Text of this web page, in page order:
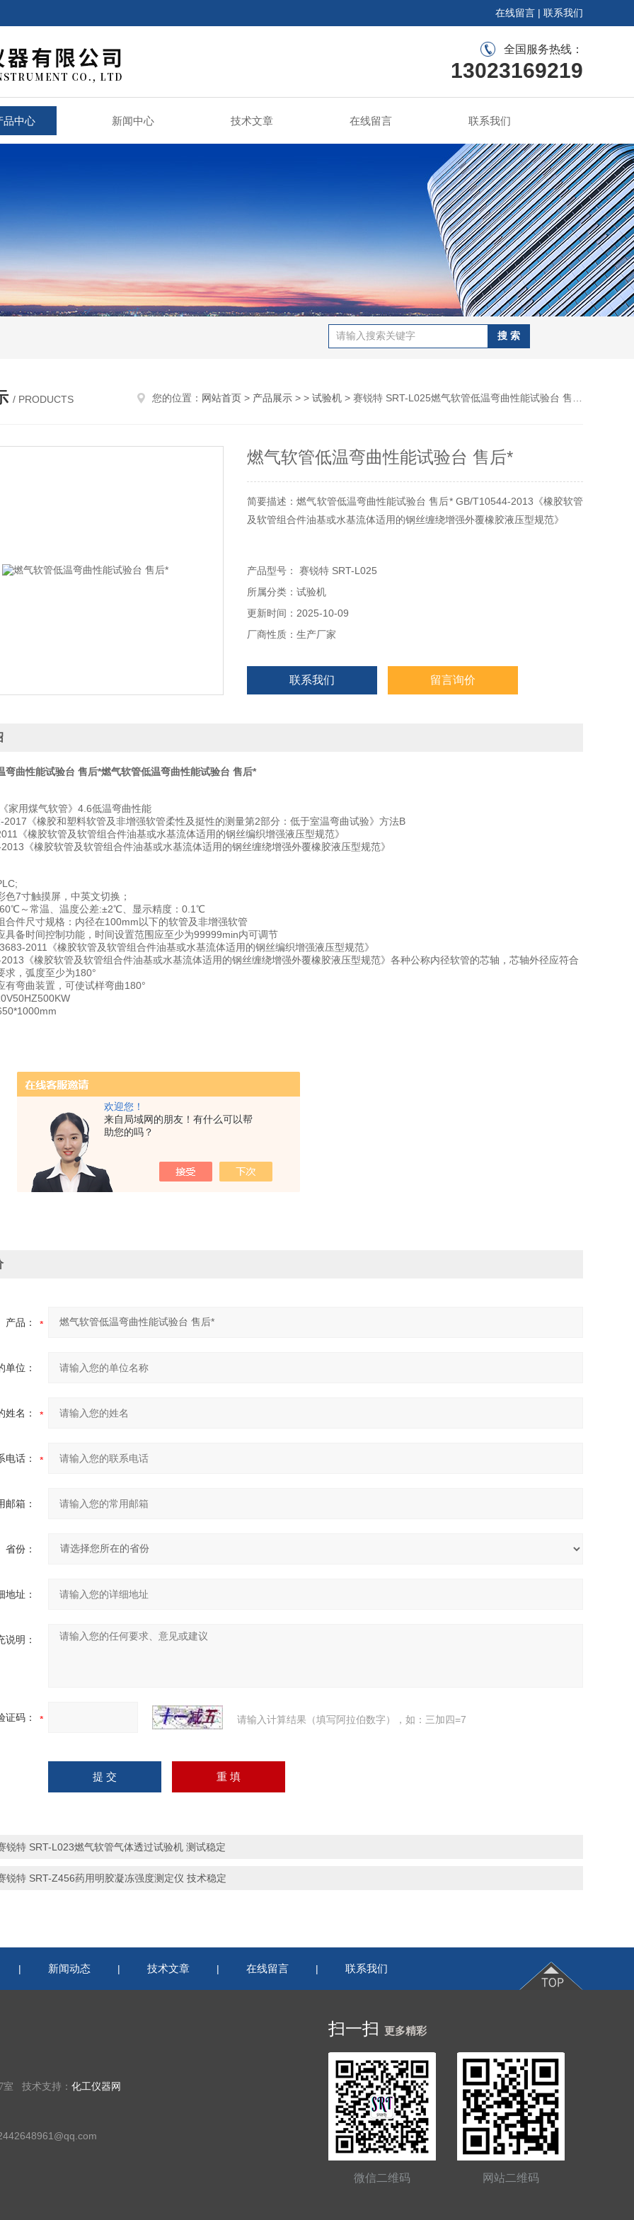
欢迎您！
来自局域网的朋友！有什么可以帮
助您的吗？
在线留言 | 联系我们
全国服务热线：
13023169219
品中心 新闻中心 技术文章 在线留言 联系我们
/ PRODUCTS 您的位置： 网站首页 > 产品展示 > > 试验机 > 赛锐特 SRT-L025燃气软管低温弯曲性能试验台 售后*
燃气软管低温弯曲性能试验台 售后*
简要描述：燃气软管低温弯曲性能试验台 售后* GB/T10544-2013《橡胶软管
及软管组合件油基或水基流体适用的钢丝缠绕增强外覆橡胶液压型规范》
产品型号： 赛锐特 SRT-L025
所属分类：试验机
更新时间：2025-10-09
厂商性质：生产厂家
联系我们 留言询价
弯曲性能试验台 售后*燃气软管低温弯曲性能试验台 售后*
家用煤气软管》4.6低温弯曲性能
2017《橡胶和塑料软管及非增强软管柔性及挺性的测量第2部分：低于室温弯曲试验》方法B
《橡胶软管及软管组合件油基或水基流体适用的钢丝编织增强液压型规范》
《橡胶软管及软管组合件油基或水基流体适用的钢丝缠绕增强外覆橡胶液压型规范》
色7寸触摸屏，中英文切换；
～常温、温度公差:±2℃、显示精度：0.1℃
合件尺寸规格：内径在100mm以下的软管及非增强软管
具备时间控制功能，时间设置范围应至少为99999min内可调节
2011《橡胶软管及软管组合件油基或水基流体适用的钢丝编织增强液压型规范》
《橡胶软管及软管组合件油基或水基流体适用的钢丝缠绕增强外覆橡胶液压型规范》各种公称内径软管的芯轴，芯轴外径应符合
求，弧度至少为180°
有弯曲装置，可使试样弯曲180°
产品：
单位：
姓名：
电话：
邮箱：
省份：
地址：
说明：
证码： 请输入计算结果（填写阿拉伯数字），如：三加四=7
锐特 SRT-L023燃气软管气体透过试验机 测试稳定
锐特 SRT-Z456药用明胶凝冻强度测定仪 技术稳定
| 新闻动态 | 技术文章 | 在线留言 | 联系我们
室 技术支持： 化工仪器网
扫一扫 更多精彩
微信二维码 网站二维码